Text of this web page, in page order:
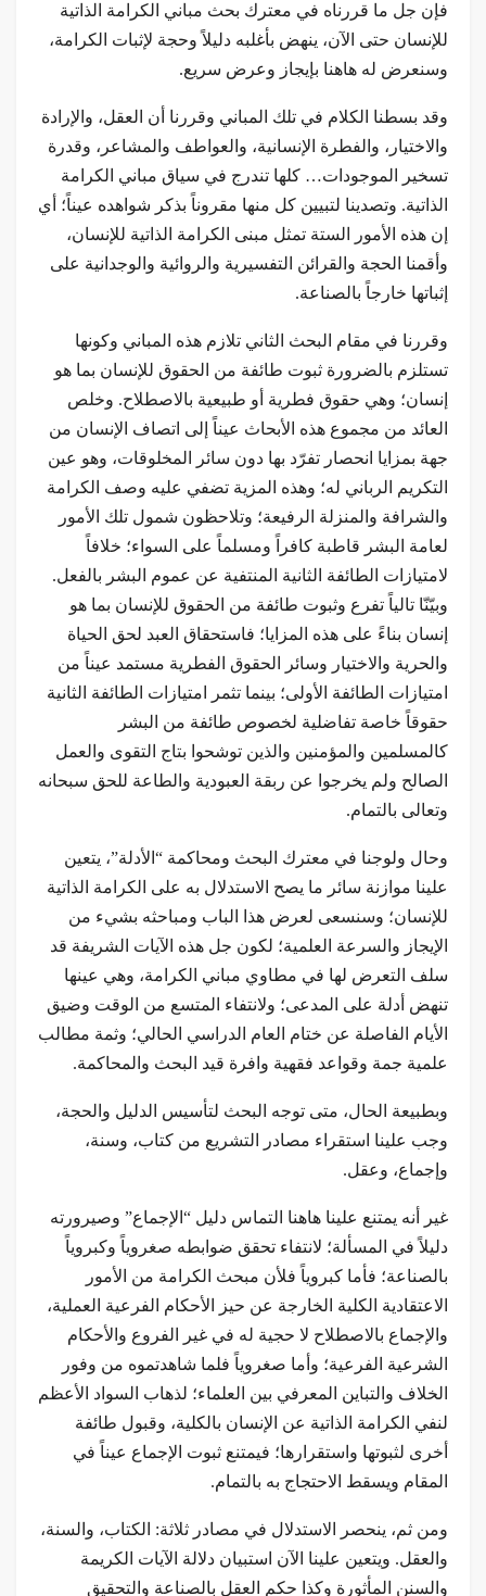
فإن جل ما قررناه في معترك بحث مباني الكرامة الذاتية
للإنسان حتى الآن، ينهض بأغلبه دليلاً وحجة لإثبات الكرامة،
وسنعرض له هاهنا بإيجاز وعرض سريع.
وقد بسطنا الكلام في تلك المباني وقررنا أن العقل، والإرادة
والاختيار، والفطرة الإنسانية، والعواطف والمشاعر، وقدرة
تسخير الموجودات… كلها تندرج في سياق مباني الكرامة
الذاتية. وتصدينا لتبيين كل منها مقروناً بذكر شواهده عيناً؛ أي
إن هذه الأمور الستة تمثل مبنى الكرامة الذاتية للإنسان،
وأقمنا الحجة والقرائن التفسيرية والروائية والوجدانية على
إثباتها خارجاً بالصناعة.
وقررنا في مقام البحث الثاني تلازم هذه المباني وكونها
تستلزم بالضرورة ثبوت طائفة من الحقوق للإنسان بما هو
إنسان؛ وهي حقوق فطرية أو طبيعية بالاصطلاح. وخلص
العائد من مجموع هذه الأبحاث عيناً إلى اتصاف الإنسان من
جهة بمزايا انحصار تفرّد بها دون سائر المخلوقات، وهو عين
التكريم الرباني له؛ وهذه المزية تضفي عليه وصف الكرامة
والشرافة والمنزلة الرفيعة؛ وتلاحظون شمول تلك الأمور
لعامة البشر قاطبة كافراً ومسلماً على السواء؛ خلافاً
لامتيازات الطائفة الثانية المنتفية عن عموم البشر بالفعل.
وبيّنّا تالياً تفرع وثبوت طائفة من الحقوق للإنسان بما هو
إنسان بناءً على هذه المزايا؛ فاستحقاق العبد لحق الحياة
والحرية والاختيار وسائر الحقوق الفطرية مستمد عيناً من
امتيازات الطائفة الأولى؛ بينما تثمر امتيازات الطائفة الثانية
حقوقاً خاصة تفاضلية لخصوص طائفة من البشر
كالمسلمين والمؤمنين والذين توشحوا بتاج التقوى والعمل
الصالح ولم يخرجوا عن ربقة العبودية والطاعة للحق سبحانه
وتعالى بالتمام.
وحال ولوجنا في معترك البحث ومحاكمة “الأدلة”، يتعين
علينا موازنة سائر ما يصح الاستدلال به على الكرامة الذاتية
للإنسان؛ وسنسعى لعرض هذا الباب ومباحثه بشيء من
الإيجاز والسرعة العلمية؛ لكون جل هذه الآيات الشريفة قد
سلف التعرض لها في مطاوي مباني الكرامة، وهي عينها
تنهض أدلة على المدعى؛ ولانتفاء المتسع من الوقت وضيق
الأيام الفاصلة عن ختام العام الدراسي الحالي؛ وثمة مطالب
علمية جمة وقواعد فقهية وافرة قيد البحث والمحاكمة.
وبطبيعة الحال، متى توجه البحث لتأسيس الدليل والحجة،
وجب علينا استقراء مصادر التشريع من كتاب، وسنة،
وإجماع، وعقل.
غير أنه يمتنع علينا هاهنا التماس دليل “الإجماع” وصيرورته
دليلاً في المسألة؛ لانتفاء تحقق ضوابطه صغروياً وكبروياً
بالصناعة؛ فأما كبروياً فلأن مبحث الكرامة من الأمور
الاعتقادية الكلية الخارجة عن حيز الأحكام الفرعية العملية،
والإجماع بالاصطلاح لا حجية له في غير الفروع والأحكام
الشرعية الفرعية؛ وأما صغروياً فلما شاهدتموه من وفور
الخلاف والتباين المعرفي بين العلماء؛ لذهاب السواد الأعظم
لنفي الكرامة الذاتية عن الإنسان بالكلية، وقبول طائفة
أخرى لثبوتها واستقرارها؛ فيمتنع ثبوت الإجماع عيناً في
المقام ويسقط الاحتجاج به بالتمام.
ومن ثم، ينحصر الاستدلال في مصادر ثلاثة: الكتاب، والسنة،
والعقل. ويتعين علينا الآن استبيان دلالة الآيات الكريمة
والسنن المأثورة وكذا حكم العقل بالصناعة والتحقيق